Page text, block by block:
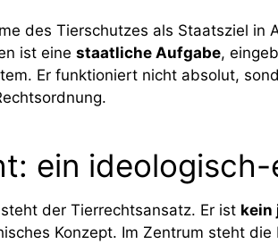
des Tierschutzes als Staatsziel in
ist eine staatliche Aufgabe,
Er funktioniert nicht absolut,
ein
der Tierrechtsansatz. Er ist kein
Konzept. Im Zentrum steht